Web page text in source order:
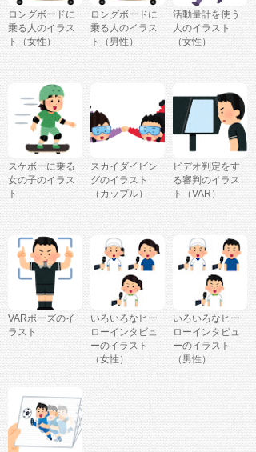
ロングボードに
乗る人のイラス
ト（女性）
ロングボードに
乗る人のイラス
ト（男性）
活動量計を使う
人のイラスト
（女性）
スケボーに乗る
女の子のイラス
ト
スカイダイビン
グのイラスト
（カップル）
ビデオ判定をす
る審判のイラス
ト（VAR）
VARポーズのイ
ラスト
いろいろなヒー
ローインタビュ
ーのイラスト
（女性）
いろいろなヒー
ローインタビュ
ーのイラスト
（男性）